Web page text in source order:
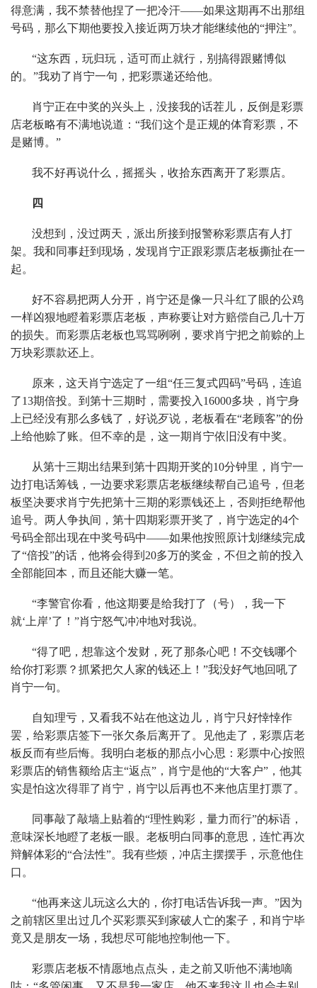
得意满，我不禁替他捏了一把冷汗——如果这期再不出那组
号码，那么下期他要投入接近两万块才能继续他的“押注”。
“这东西，玩归玩，适可而止就行，别搞得跟赌博似
的。”我劝了肖宁一句，把彩票递还给他。
肖宁正在中奖的兴头上，没接我的话茬儿，反倒是彩票
店老板略有不满地说道：“我们这个是正规的体育彩票，不
是赌博。”
我不好再说什么，摇摇头，收拾东西离开了彩票店。
四
没想到，没过两天，派出所接到报警称彩票店有人打
架。我和同事赶到现场，发现肖宁正跟彩票店老板撕扯在一
起。
好不容易把两人分开，肖宁还是像一只斗红了眼的公鸡
一样凶狠地瞪着彩票店老板，声称要让对方赔偿自己几十万
的损失。而彩票店老板也骂骂咧咧，要求肖宁把之前赊的上
万块彩票款还上。
原来，这天肖宁选定了一组“任三复式四码”号码，连追
了13期倍投。到第十三期时，需要投入16000多块，肖宁身
上已经没有那么多钱了，好说歹说，老板看在“老顾客”的份
上给他赊了账。但不幸的是，这一期肖宁依旧没有中奖。
从第十三期出结果到第十四期开奖的10分钟里，肖宁一
边打电话筹钱，一边要求彩票店老板继续帮自己追号，但老
板坚决要求肖宁先把第十三期的彩票钱还上，否则拒绝帮他
追号。两人争执间，第十四期彩票开奖了，肖宁选定的4个
号码全部出现在中奖号码中——如果他按照原计划继续完成
了“倍投”的话，他将会得到20多万的奖金，不但之前的投入
全部能回本，而且还能大赚一笔。
“李警官你看，他这期要是给我打了（号），我一下
就‘上岸’了！”肖宁怒气冲冲地对我说。
“得了吧，想靠这个发财，死了那条心吧！不交钱哪个
给你打彩票？抓紧把欠人家的钱还上！”我没好气地回吼了
肖宁一句。
自知理亏，又看我不站在他这边儿，肖宁只好悻悻作
罢，给彩票店签下一张欠条后离开了。见他走了，彩票店老
板反而有些后悔。我明白老板的那点小心思：彩票中心按照
彩票店的销售额给店主“返点”，肖宁是他的“大客户”，他其
实是怕这次得罪了肖宁，肖宁以后再也不来他店里打票了。
同事敲了敲墙上贴着的“理性购彩，量力而行”的标语，
意味深长地瞪了老板一眼。老板明白同事的意思，连忙再次
辩解体彩的“合法性”。我有些烦，冲店主摆摆手，示意他住
口。
“他再来这儿玩这么大的，你打电话告诉我一声。”因为
之前辖区里出过几个买彩票买到家破人亡的案子，和肖宁毕
竟又是朋友一场，我想尽可能地控制他一下。
彩票店老板不情愿地点点头，走之前又听他不满地嘀